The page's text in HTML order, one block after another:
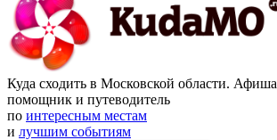
Куда сходить в Московской области. Афиша
помощник и путеводитель
по интересным местам
и лучшим событиям